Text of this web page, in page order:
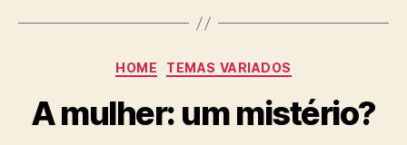
Categorias
HOME TEMAS VARIADOS
A mulher: um mistério?